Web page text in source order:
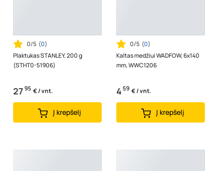
0/5 (0)
Plaktukas STANLEY, 200 g
(STHT0-51906)
2795 € / vnt.
Į krepšelį
0/5 (0)
Kaltas medžiui WADFOW, 6x140
mm, WWC1206
459 € / vnt.
Į krepšelį